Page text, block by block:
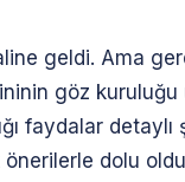
geldi. Ama
göz
faydalar detaylı
dolu